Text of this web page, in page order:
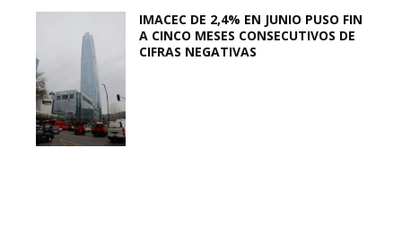
IMACEC DE 2,4% EN JUNIO PUSO FIN
A CINCO MESES CONSECUTIVOS DE
CIFRAS NEGATIVAS